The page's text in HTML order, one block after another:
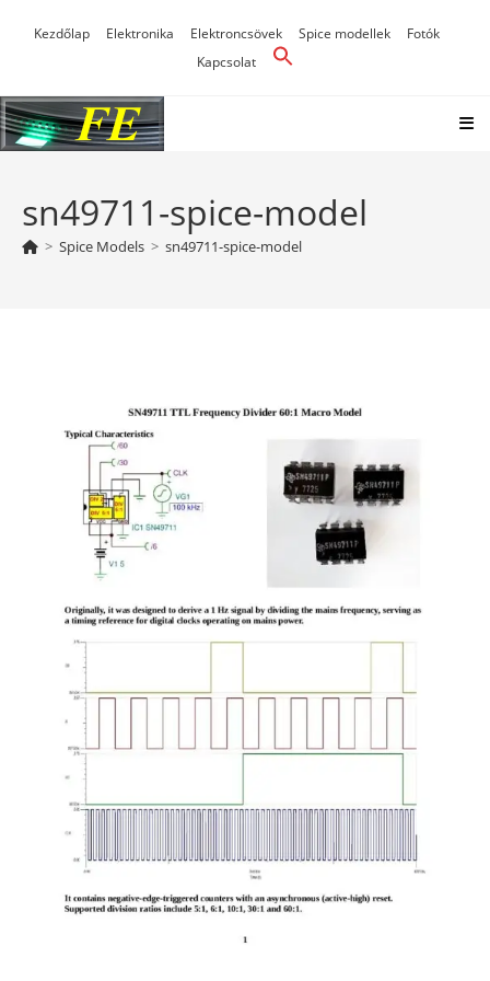
Kezdőlap Elektronika Elektroncsövek Spice modellek
Fotók
Kapcsolat
sn49711-spice-model
> Spice Models > sn49711-spice-model